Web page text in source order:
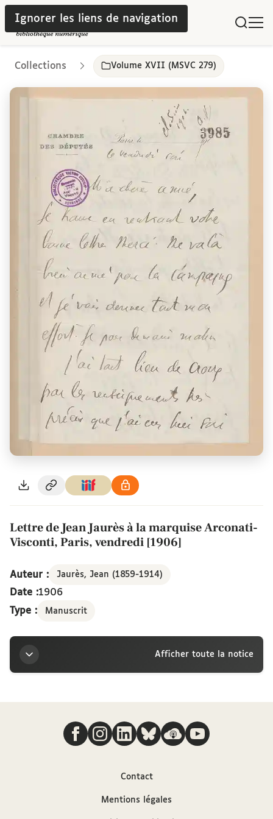
Ignorer les liens de navigation
Collections Volume XVII (MSVC 279)
Lettre de Jean Jaurès à la marquise Arconati-
Visconti, Paris, vendredi [1906]
Auteur : Jaurès, Jean (1859-1914)
Date :1906
Type :
Manuscrit
Afficher toute la notice
Titre
Lettre de Jean Jaurès à la marquise Arconati-
Visconti, Paris, vendredi [1906]
Nous suivre
Contact
Mentions légales